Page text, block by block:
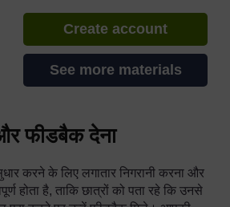
Create account
See more materials
फीडबैक देना
करने के लिए लगातार निगरानी करना और
होता है, ताकि छात्रों को पता रहे कि उनसे